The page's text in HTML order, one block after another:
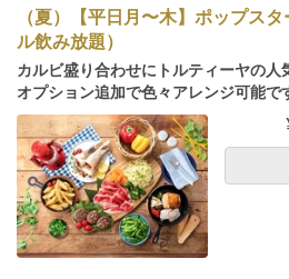
（夏）【平日月〜木】ポップス
ル飲み放題）
カルビ盛り合わせにトルティーヤの人
オプション追加で色々アレンジ可能で